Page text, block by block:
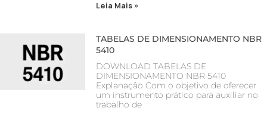
Leia Mais »
TABELAS DE DIMENSIONAMENTO NBR
5410
DOWNLOAD TABELAS DE
DIMENSIONAMENTO NBR 5410
Explanaçâo Com o objetivo de oferecer
um instrumento prático para auxiliar no
trabalho de